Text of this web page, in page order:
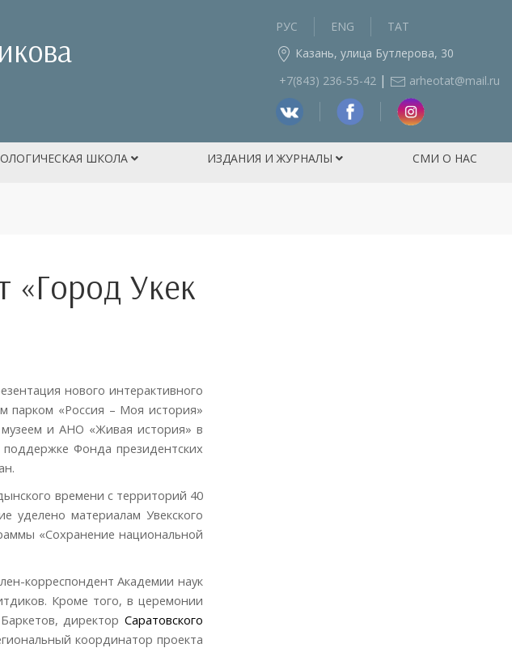
РУС ENG
ТАТ
Казань, улица Бутлерова, 30
+7(843) 236‑55-42 | arheotat@mail.ru
ШКОЛА ИЗДАНИЯ И ЖУРНАЛЫ СМИ О НАС
«Город Укек
нового интерактивного
парком «Россия – Моя история»
музеем и АНО «Живая история» в
Фонда президентских
времени с территорий 40
уделено материалам Увекского
«Сохранение национальной
корреспондент Академии наук
Кроме того, в церемонии
директорСаратовского
координатор проекта